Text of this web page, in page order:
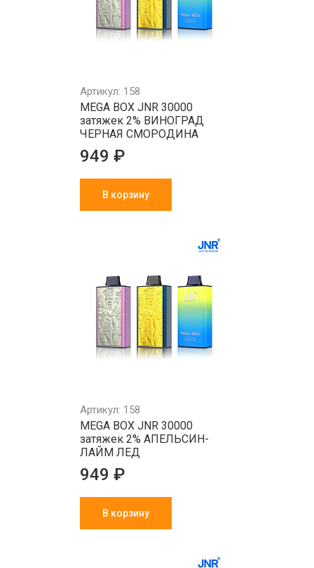
Артикул: 158
MEGA BOX JNR 30000
затяжек 2% ВИНОГРАД
ЧЕРНАЯ СМОРОДИНА
949 ₽
В корзину
Артикул: 158
MEGA BOX JNR 30000
затяжек 2% АПЕЛЬСИН-
ЛАЙМ ЛЕД
949 ₽
В корзину